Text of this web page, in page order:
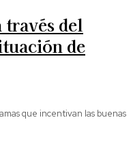
del
de
que incentivan las buenas